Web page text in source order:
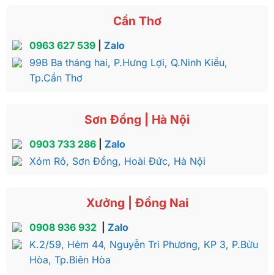
Cần Thơ
0963 627 539| Zalo
99B Ba tháng hai, P.Hưng Lợi, Q.Ninh Kiều,
Tp.Cần Thơ
Sơn Đồng | Hà Nội
0903 733 286| Zalo
Xóm Rô, Sơn Đồng, Hoài Đức, Hà Nội
Xưởng | Đồng Nai
0908 936 932
Zalo
K.2/59, Hẻm 44, Nguyễn Tri Phương, KP 3, P.Bửu
Hòa, Tp.Biên Hòa